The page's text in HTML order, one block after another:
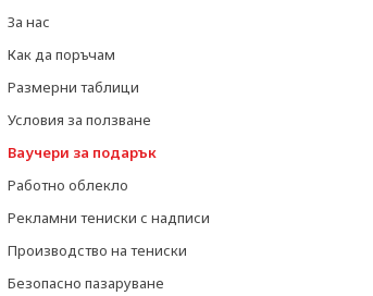
За нас
Как да поръчам
Размерни таблици
Условия за ползване
Ваучери за подарък
Работно облекло
Рекламни тениски с надписи
Производство на тениски
Безопасно пазаруване